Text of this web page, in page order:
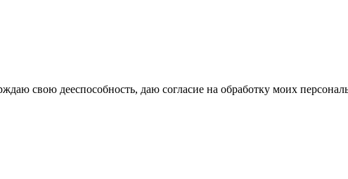
свою дееспособность, даю согласие на обработку моих